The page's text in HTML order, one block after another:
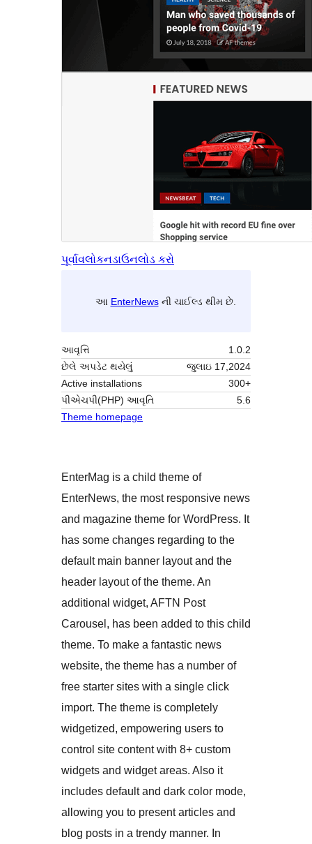
પૂર્વાવલોકનડાઉનલોડ કરો
આ EnterNewsની ચાઈલ્ડ થીમ છે.
આવૃત્તિ
1.0.2
છેલે અપડેટ થયેલું
જુલાઇ 17,2024
Active installations
300+
પીએચપી(PHP) આવૃતિ
5.6
Theme homepage
EnterMag is a child theme of
EnterNews, the most responsive news
and magazine theme for WordPress. It
has some changes regarding to the
default main banner layout and the
header layout of the theme. An
additional widget, AFTN Post
Carousel, has been added to this child
theme. To make a fantastic news
website, the theme has a number of
free starter sites with a single click
import. The theme is completely
widgetized, empowering users to
control site content with 8+ custom
widgets and widget areas. Also it
includes default and dark color mode,
allowing you to present articles and
blog posts in a trendy manner. In